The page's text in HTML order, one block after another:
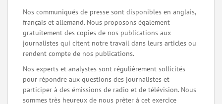
Nos communiqués de presse sont disponibles en anglais,
français et allemand. Nous proposons également
gratuitement des copies de nos publications aux
journalistes qui citent notre travail dans leurs articles ou
rendent compte de nos publications.
Nos experts et analystes sont régulièrement sollicités
pour répondre aux questions des journalistes et
participer à des émissions de radio et de télévision. Nous
sommes très heureux de nous prêter à cet exercice